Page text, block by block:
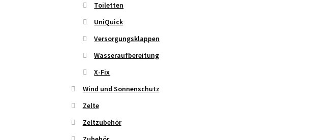
Toiletten
UniQuick
Versorgungsklappen
Wasseraufbereitung
X-Fix
Wind und Sonnenschutz
Zelte
Zeltzubehör